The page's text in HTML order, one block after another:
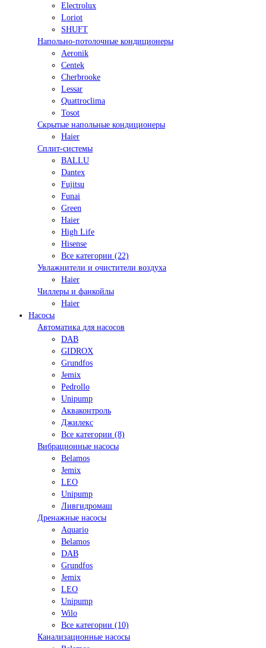
Electrolux
Loriot
SHUFT
Напольно-потолочные кондиционеры
Aeronik
Centek
Cherbrooke
Lessar
Quattroclima
Tosot
Скрытые напольные кондиционеры
Haier
Сплит-системы
BALLU
Dantex
Fujitsu
Funai
Green
Haier
High Life
Hisense
Все категории (22)
Увлажнители и очистители воздуха
Haier
Чиллеры и фанкойлы
Haier
Насосы
Автоматика для насосов
DAB
GIDROX
Grundfos
Jemix
Pedrollo
Unipump
Акваконтроль
Джилекс
Все категории (8)
Вибрационные насосы
Belamos
Jemix
LEO
Unipump
Ливгидромаш
Дренажные насосы
Aquario
Belamos
DAB
Grundfos
Jemix
LEO
Unipump
Wilo
Все категории (10)
Канализационные насосы